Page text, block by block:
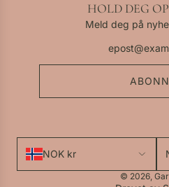
HOLD DEG
Meld deg på
NOK kr
© 2026,